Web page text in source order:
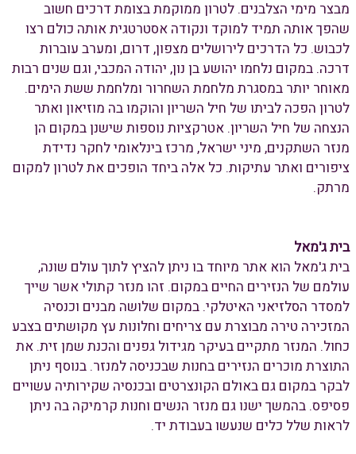
מבצר מימי הצלבנים. לטרון ממוקמת בצומת דרכים חשוב
שהפך אותה תמיד למוקד ונקודה אסטרטגית אותה כולם רצו
לכבוש. כל הדרכים לירושלים מצפון, דרום, ומערב עוברות
דרכה. במקום נלחמו יהושע בן נון, יהודה המכבי, וגם שנים רבות
מאוחר יותר במסגרת מלחמת השחרור ומלחמת ששת הימים.
לטרון הפכה לביתו של חיל השריון והוקמו בה מוזיאון ואתר
הנצחה של חיל השריון. אטרקציות נוספות שישנן במקום הן
מנזר השתקנים, מיני ישראל, מרכז בינלאומי לחקר נדידת
ציפורים ואתר עתיקות. כל אלה ביחד הופכים את לטרון למקום
מרתק.
בית ג'מאל
בית ג'מאל הוא אתר מיוחד בו ניתן להציץ לתוך עולם שונה,
עולמם של הנזירים החיים במקום. זהו מנזר קתולי אשר שייך
למסדר הסלזיאני האיטלקי. במקום שלושה מבנים וכנסיה
המזכירה טירה מבוצרת עם צריחים וחלונות עץ מקושתים בצבע
כחול. המנזר מתקיים בעיקר מגידול גפנים והכנת שמן זית. את
התוצרת מוכרים הנזירים בחנות שבכניסה למנזר. בנוסף ניתן
לבקר במקום גם באולם הקונצרטים ובכנסיה שקירותיה עשויים
פסיפס. בהמשך ישנו גם מנזר הנשים וחנות קרמיקה בה ניתן
לראות שלל כלים שנעשו בעבודת יד.